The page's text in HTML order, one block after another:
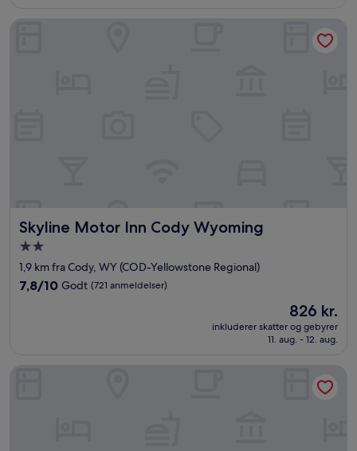
anmeldelser)
Skyline Motor Inn Cody Wyoming
Skyline Motor Inn Cody Wyoming
2.0-
stjernet
overnatningssted
1,9 km fra Cody, WY (COD-Yellowstone Regional)
7.8
anmeldelser)
7,8/10 Godt (721 anmeldelser)
Prisen
er
826 kr.
826 kr.
inkluderer skatter og gebyrer
11. aug. - 12. aug.
Skyline Motor Inn Cody Wyoming